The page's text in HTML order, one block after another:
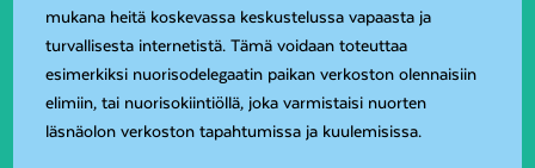
mukana heitä koskevassa keskustelussa vapaasta ja
turvallisesta internetistä. Tämä voidaan toteuttaa
esimerkiksi nuorisodelegaatin paikan verkoston olennaisiin
elimiin, tai nuorisokiintiöllä, joka varmistaisi nuorten
läsnäolon verkoston tapahtumissa ja kuulemisissa.